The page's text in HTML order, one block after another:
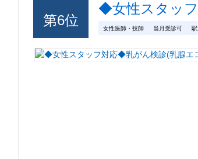
第6位
◆女性スタッ
女性医師・技師 当月受診可 駅